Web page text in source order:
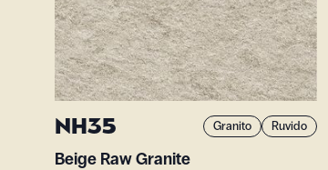
NH35 Granito Ruvido
Beige Raw Granite